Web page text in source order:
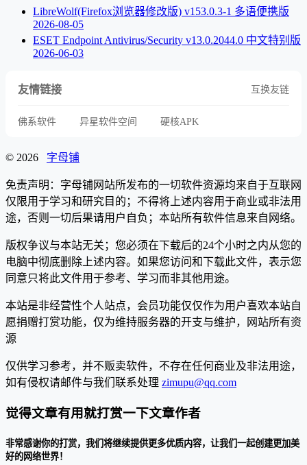
LibreWolf(Firefox浏览器修改版) v153.0.3-1 多语便携版
2026-08-05
ESET Endpoint Antivirus/Security v13.0.2044.0 中文特别版
2026-06-03
友情链接 互换友链
佛系软件 异星软件空间 硬核APK
© 2026 字母铺
免责声明：字母铺网站所发布的一切软件资源均来自于互联网
仅限用于学习和研究目的；不得将上述内容用于商业或非法用
途，否则一切后果请用户自负；本站所有软件信息来自网络。
版权争议与本站无关；您必须在下载后的24个小时之内从您的
电脑中彻底删除上述内容。如果您访问和下载此文件，表示您
同意只将此文件用于参考、学习而非其他用途。
本站是非经营性个人站点，会员功能仅仅作为用户喜欢本站自
愿捐赠打赏功能，仅为维持服务器的开支与维护，网站所有资
源
仅供学习参考，并不贩卖软件，不存在任何商业及非法用途，
如有侵权请邮件与我们联系处理 zimupu@qq.com
觉得文章有用就打赏一下文章作者
非常感谢你的打赏，我们将继续提供更多优质内容，让我们一起创建更加美
好的网络世界！